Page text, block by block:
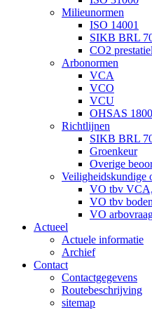
Milieunormen
ISO 14001
SIKB BRL
CO2
Arbonormen
VCA
VCO
VCU
OHSAS
Richtlijnen
SIKB BRL
Groenkeur
Overige
Veiligheidskundige
VO tbv
VO tbv
VO
Actueel
Actuele informatie
Archief
Contact
Contactgegevens
Routebeschrijving
sitemap